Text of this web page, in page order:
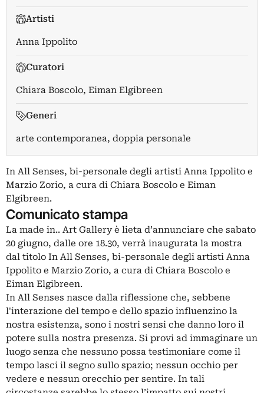
Artisti
Anna Ippolito
Curatori
Chiara Boscolo, Eiman Elgibreen
Generi
arte contemporanea, doppia personale
In All Senses, bi-personale degli artisti Anna Ippolito e
Marzio Zorio, a cura di Chiara Boscolo e Eiman
Elgibreen.
Comunicato stampa
La made in.. Art Gallery è lieta d’annunciare che sabato
20 giugno, dalle ore 18.30, verrà inaugurata la mostra
dal titolo In All Senses, bi-personale degli artisti Anna
Ippolito e Marzio Zorio, a cura di Chiara Boscolo e
Eiman Elgibreen.
In All Senses nasce dalla riflessione che, sebbene
l'interazione del tempo e dello spazio influenzino la
nostra esistenza, sono i nostri sensi che danno loro il
potere sulla nostra presenza. Si provi ad immaginare un
luogo senza che nessuno possa testimoniare come il
tempo lasci il segno sullo spazio; nessun occhio per
vedere e nessun orecchio per sentire. In tali